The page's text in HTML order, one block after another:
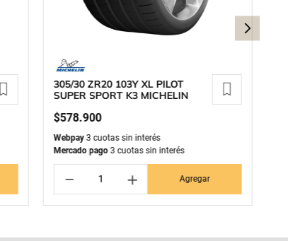
305/30 ZR20 103Y XL PILOT
SUPER SPORT K3 MICHELIN
$578.900
Webpay3 cuotas sin interés
Mercado pago3 cuotas sin interés
＋
－ Agregar